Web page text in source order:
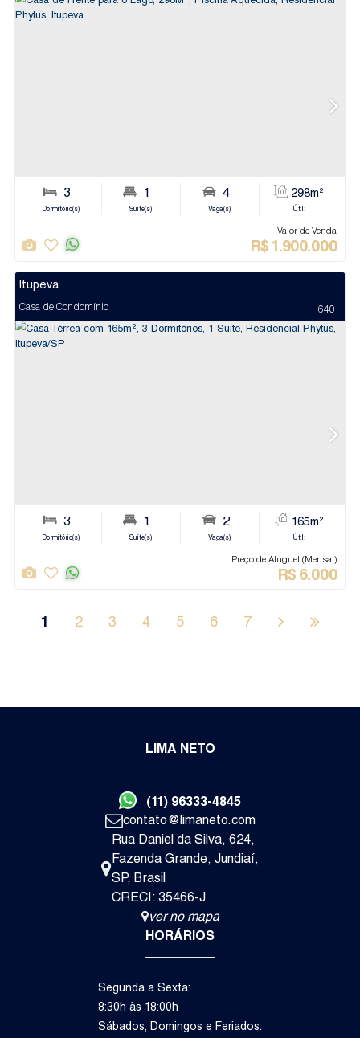
3
Casa de Condomínio
1 2 3 4 5 6 7
LIMA NETO
(11) 96333-4845
contato@limaneto.com
Rua Daniel da Silva, 624,
Fazenda Grande, Jundiaí,
SP, Brasil
CRECI: 35466-J
ver no mapa
HORÁRIOS
Segunda a Sexta:
8:30h às 18:00h
Sábados, Domingos e Feriados: